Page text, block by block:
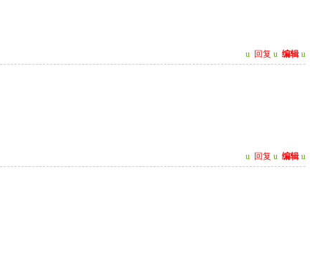
u 回复 u 编辑 u
u 回复 u 编辑 u